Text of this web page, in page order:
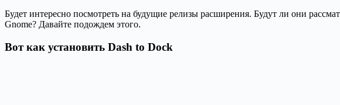
Будет интересно посмотреть на будущие релизы расширения. Будут ли они
Gnome? Давайте подождем этого.
Вот как установить Dash to Dock